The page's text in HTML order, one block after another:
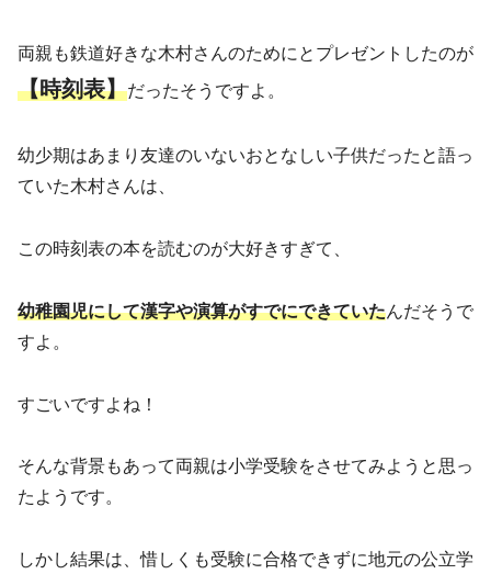
両親も鉄道好きな木村さんのためにとプレゼントしたのが
【時刻表】だったそうですよ。
幼少期はあまり友達のいないおとなしい子供だったと語っ
ていた木村さんは、
この時刻表の本を読むのが大好きすぎて、
幼稚園児にして漢字や演算がすでにできていたんだそうで
すよ。
すごいですよね！
そんな背景もあって両親は小学受験をさせてみようと思っ
たようです。
しかし結果は、惜しくも受験に合格できずに地元の公立学